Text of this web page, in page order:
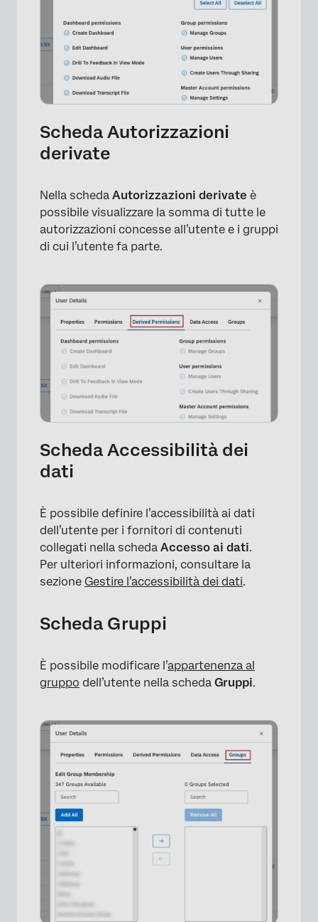
Scheda Autorizzazioni
derivate
Nella scheda Autorizzazioni derivate è
possibile visualizzare la somma di tutte le
autorizzazioni concesse all’utente e i gruppi
di cui l’utente fa parte.
Scheda Accessibilità dei
dati
È possibile definire l’accessibilità ai dati
dell’utente per i fornitori di contenuti
collegati nella scheda Accesso ai dati.
Per ulteriori informazioni, consultare la
sezione Gestire l’accessibilità dei dati.
Scheda Gruppi
È possibile modificare l’appartenenza al
gruppo dell’utente nella scheda Gruppi.